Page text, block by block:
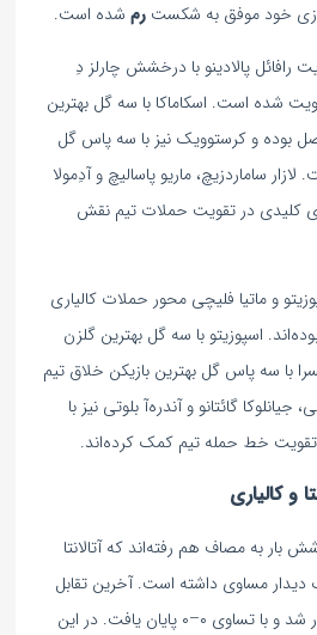
خود موفق به شکسترم شده است.
رافائل پالادینو با درخشش چارلز دِ
شده است. اسکاماکا با سه گل بهترین
بوده و کرستوویک نیز با سه پاس گل
ساماردزیچ، ماریو پاسالیچ و آدِمولا
کلیدی در تقویت حملات تیم نقش
و ماتیا فلیچی محور حملات کالیاری
اسپوزیتو با سه گل بهترین گلزن
با سه پاس گل بهترین بازیکن خلاق تیم
گائتانو و آندره‌آ بلوتی نیز با
خط حمله تیم کمک کرده‌اند.
و کالیاری
دو تیم شش بار به مصاف هم رفته‌اند که آتالانتا
دیدار مساوی داشته است. آخرین تقابل
آن‌ها در ۲۶ بهمن ۱۴۰۳ برگزار شد و با تساوی ۰–۰ پایان یافت. در این